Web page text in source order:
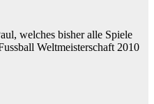
welches bisher alle Spiele
Weltmeisterschaft 2010